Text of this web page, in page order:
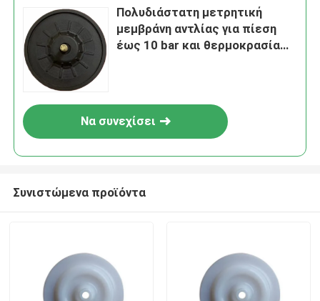
Πολυδιάστατη μετρητική
μεμβράνη αντλίας για πίεση
έως 10 bar και θερμοκρασία
Να συνεχίσει
Συνιστώμενα προϊόντα